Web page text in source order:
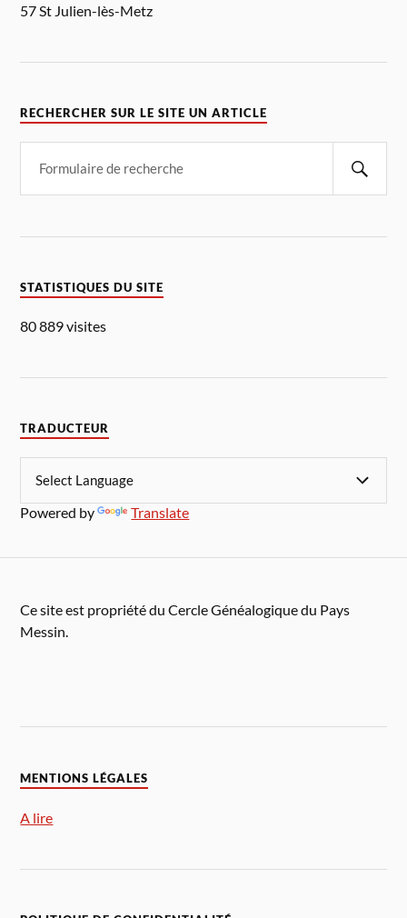
57 St Julien-lès-Metz
RECHERCHER SUR LE SITE UN ARTICLE
STATISTIQUES DU SITE
80 889 visites
TRADUCTEUR
Powered by Translate
Ce site est propriété du Cercle Généalogique du Pays
Messin.
MENTIONS LÉGALES
A lire